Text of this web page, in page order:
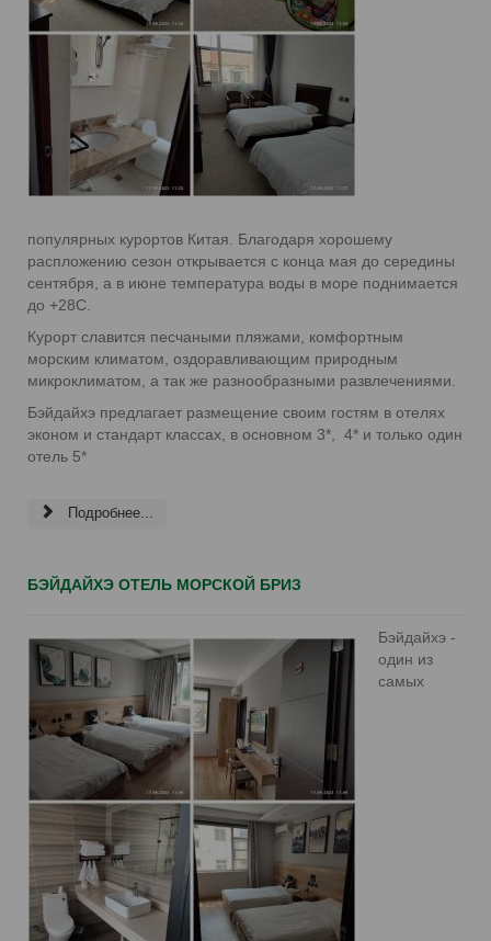
популярных курортов Китая. Благодаря хорошему
распложению сезон открывается с конца мая до середины
сентября, а в июне температура воды в море поднимается
до +28С.
Курорт славится песчаными пляжами, комфортным
морским климатом, оздоравливающим природным
микроклиматом, а так же разнообразными развлечениями.
Бэйдайхэ предлагает размещение своим гостям в отелях
эконом и стандарт классах, в основном 3*, 4* и только один
отель 5*
Подробнее...
БЭЙДАЙХЭ ОТЕЛЬ МОРСКОЙ БРИЗ
Бэйдайхэ -
один из
самых